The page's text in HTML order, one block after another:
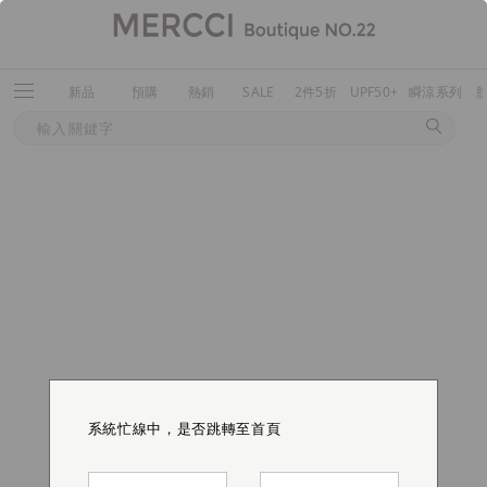
新品 預購 熱銷 SALE 2件5折 UPF50+ 瞬涼系列
系統忙線中，是否跳轉至首頁
系統忙線中，是否跳轉至首頁
系統忙線中，是否跳轉至首頁
系統忙線中，是否跳轉至首頁
系統忙線中，是否跳轉至首頁